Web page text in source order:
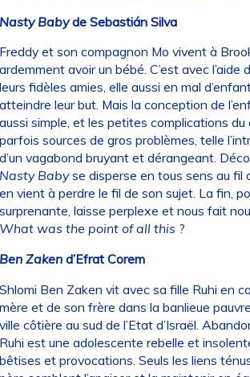
Baby de Sebastián Silva
et son compagnon Mo vivent à
avoir un bébé. C’est avec l’aide
fidèles amies, elle aussi en mal
leur but. Mais la conception de
simple, et les petites complications du
sources de gros problèmes, telle
vagabond bruyant et dérangeant.
Babyse disperse en tous sens au fil
vient à perdre le fil de son sujet. La fin,
laisse perplexe et nous fait
was the point of all this ?
Zaken d’Efrat Corem
Ben Zaken vit avec sa fille Ruhi en
et de son frère dans la banlieue
côtière au sud de l’Etat d’Israël.
est une adolescente rebelle et
et provocations. Seuls les liens